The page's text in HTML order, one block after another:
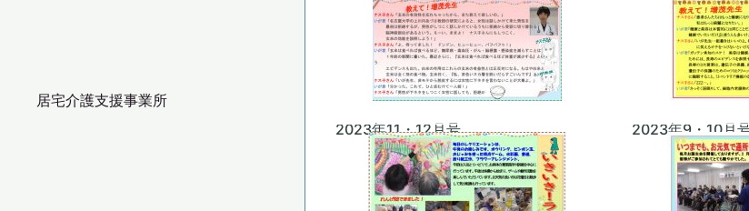
居宅介護支援事業所
2023年11・12月号 2023年9・10月